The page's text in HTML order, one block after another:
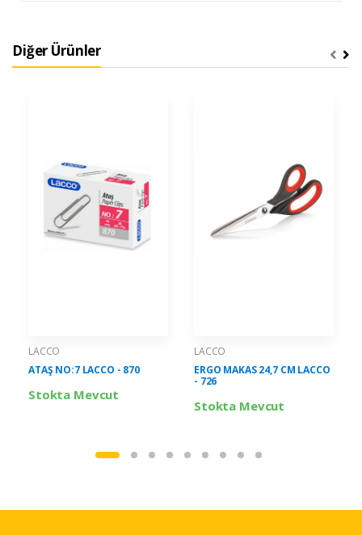
Diğer Ürünler
LACCO
ATAŞ NO:7 LACCO - 870
Stokta Mevcut
LACCO
ERGO MAKAS 24,7 CM LACCO
- 726
Stokta Mevcut